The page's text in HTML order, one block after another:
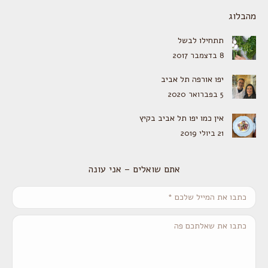
מהבלוג
תתחילו לבשל
8 בדצמבר 2017
יפו אורפה תל אביב
5 בפברואר 2020
אין כמו יפו תל אביב בקיץ
21 ביולי 2019
אתם שואלים – אני עונה
כתבו את המייל שלכם *
כתבו את שאלתכם פה